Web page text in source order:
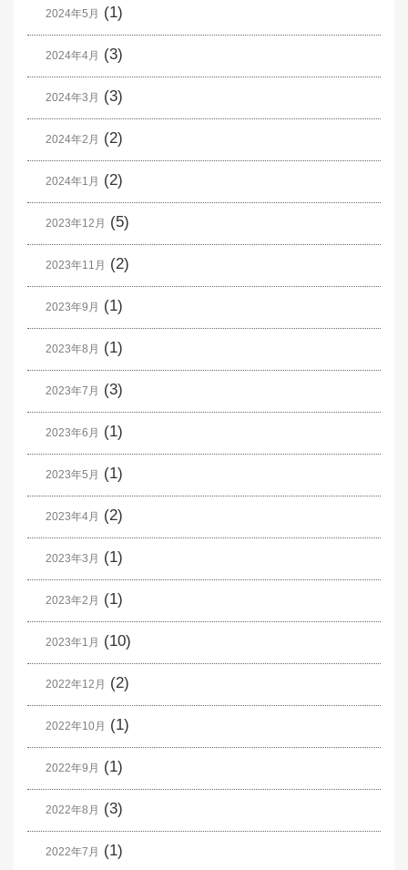
2024年5月 (1)
2024年4月 (3)
2024年3月 (3)
2024年2月 (2)
2024年1月 (2)
2023年12月 (5)
2023年11月 (2)
2023年9月 (1)
2023年8月 (1)
2023年7月 (3)
2023年6月 (1)
2023年5月 (1)
2023年4月 (2)
2023年3月 (1)
2023年2月 (1)
2023年1月 (10)
2022年12月 (2)
2022年10月 (1)
2022年9月 (1)
2022年8月 (3)
2022年7月 (1)